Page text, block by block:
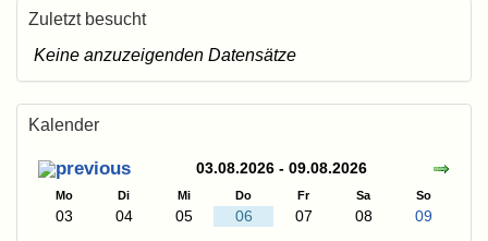
Zuletzt besucht
Keine anzuzeigenden Datensätze
Kalender
03.08.2026 - 09.08.2026
Mo Di Mi Do Fr Sa So
03 04 05 06 07 08 09